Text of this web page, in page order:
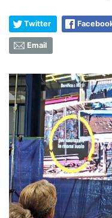
Twitter
Email